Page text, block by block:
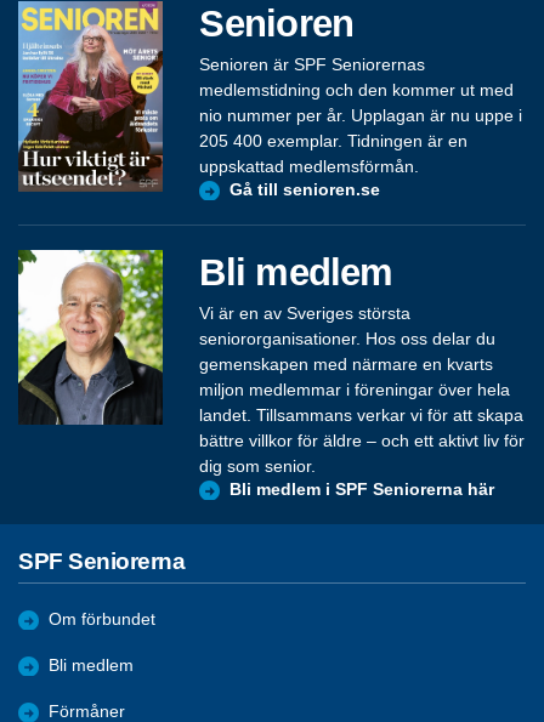
Senioren
Senioren är SPF Seniorernas
medlemstidning och den kommer ut med
nio nummer per år. Upplagan är nu uppe i
205 400 exemplar. Tidningen är en
uppskattad medlemsförmån.
Gå till senioren.se
Bli medlem
Vi är en av Sveriges största
seniororganisationer. Hos oss delar du
gemenskapen med närmare en kvarts
miljon medlemmar i föreningar över hela
landet. Tillsammans verkar vi för att skapa
bättre villkor för äldre – och ett aktivt liv för
dig som senior.
Bli medlem i SPF Seniorerna här
SPF Seniorerna
Om förbundet
Bli medlem
Förmåner